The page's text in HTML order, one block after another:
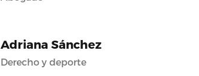
Adriana Sánchez
Derecho y deporte